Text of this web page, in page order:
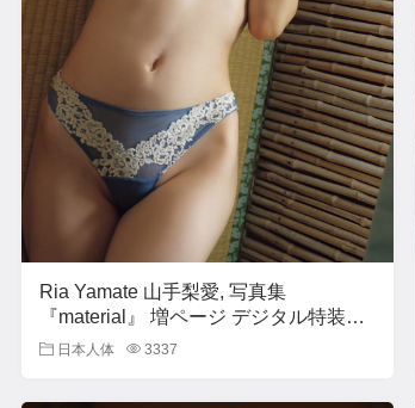
Ria Yamate 山手梨愛, 写真集
『material』 増ページ デジタル特装版
Set.04
日本人体 3337